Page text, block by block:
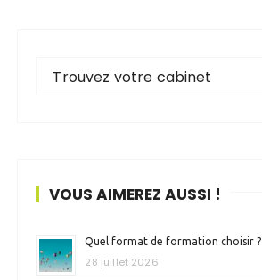
Trouvez votre cabinet
VOUS AIMEREZ AUSSI !
Quel format de formation choisir ?
28 juillet 2026